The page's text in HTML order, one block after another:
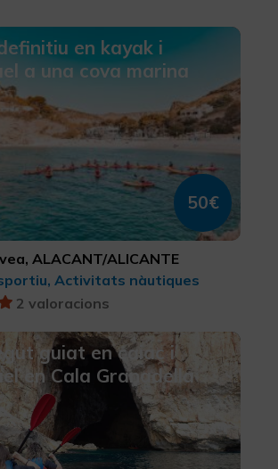
en kayak i
a una cova marina
50€
ALACANT/ALICANTE
Activitats nàutiques
2 valoracions
guiat en caiac i
en Cala Granadella